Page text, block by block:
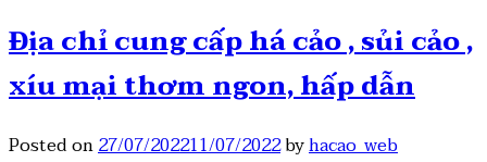
Địa chỉ cung cấp há cảo , sủi cảo ,
xíu mại thơm ngon, hấp dẫn
Posted on27/07/202211/07/2022byhacao_web